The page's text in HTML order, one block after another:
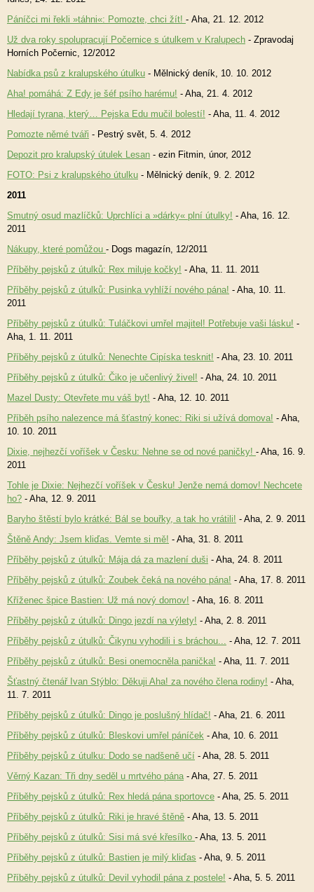
Páníčci mi řekli »táhni«: Pomozte, chci žít! - Aha, 21. 12. 2012
Už dva roky spolupracují Počernice s útulkem v Kralupech - Zpravodaj
Horních Počernic, 12/2012
Nabídka psů z kralupského útulku - Mělnický deník, 10. 10. 2012
Aha! pomáhá: Z Edy je šéf psího harému! - Aha, 21. 4. 2012
Hledají tyrana, který… Pejska Edu mučil bolestí! - Aha, 11. 4. 2012
Pomozte němé tváři - Pestrý svět, 5. 4. 2012
Depozit pro kralupský útulek Lesan - ezin Fitmin, únor, 2012
FOTO: Psi z kralupského útulku - Mělnický deník, 9. 2. 2012
2011
Smutný osud mazlíčků: Uprchlíci a »dárky« plní útulky! - Aha, 16. 12.
2011
Nákupy, které pomůžou - Dogs magazín, 12/2011
Příběhy pejsků z útulků: Rex miluje kočky! - Aha, 11. 11. 2011
Příběhy pejsků z útulků: Pusinka vyhlíží nového pána! - Aha, 10. 11.
2011
Příběhy pejsků z útulků: Tuláčkovi umřel majitel! Potřebuje vaši lásku! -
Aha, 1. 11. 2011
Příběhy pejsků z útulků: Nenechte Cipíska tesknit! - Aha, 23. 10. 2011
Příběhy pejsků z útulků: Čiko je učenlivý živel! - Aha, 24. 10. 2011
Mazel Dusty: Otevřete mu váš byt! - Aha, 12. 10. 2011
Příběh psího nalezence má šťastný konec: Riki si užívá domova! - Aha,
10. 10. 2011
Dixie, nejhezčí voříšek v Česku: Nehne se od nové paničky! - Aha, 16. 9.
2011
Tohle je Dixie: Nejhezčí voříšek v Česku! Jenže nemá domov! Nechcete
ho? - Aha, 12. 9. 2011
Baryho štěstí bylo krátké: Bál se bouřky, a tak ho vrátili! - Aha, 2. 9. 2011
Štěně Andy: Jsem kliďas. Vemte si mě! - Aha, 31. 8. 2011
Příběhy pejsků z útulků: Mája dá za mazlení duši - Aha, 24. 8. 2011
Příběhy pejsků z útulků: Zoubek čeká na nového pána! - Aha, 17. 8. 2011
Kříženec špice Bastien: Už má nový domov! - Aha, 16. 8. 2011
Příběhy pejsků z útulků: Dingo jezdí na výlety! - Aha, 2. 8. 2011
Příběhy pejsků z útulků: Čikynu vyhodili i s bráchou... - Aha, 12. 7. 2011
Příběhy pejsků z útulků: Besi onemocněla panička! - Aha, 11. 7. 2011
Šťastný čtenář Ivan Stýblo: Děkuji Aha! za nového člena rodiny! - Aha,
11. 7. 2011
Příběhy pejsků z útulků: Dingo je poslušný hlídač! - Aha, 21. 6. 2011
Příběhy pejsků z útulků: Bleskovi umřel páníček - Aha, 10. 6. 2011
Příběhy pejsků z útulku: Dodo se nadšeně učí - Aha, 28. 5. 2011
Věrný Kazan: Tři dny seděl u mrtvého pána- Aha, 27. 5. 2011
Příběhy pejsků z útulků: Rex hledá pána sportovce - Aha, 25. 5. 2011
Příběhy pejsků z útulků: Riki je hravé štěně - Aha, 13. 5. 2011
Příběhy pejsků z útulků: Sisi má své křesílko - Aha, 13. 5. 2011
Příběhy pejsků z útulků: Bastien je milý kliďas - Aha, 9. 5. 2011
Příběhy pejsků z útulků: Devil vyhodil pána z postele! - Aha, 5. 5. 2011